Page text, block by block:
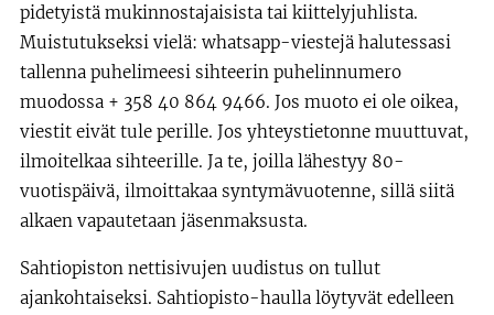
pidetyistä mukinnostajaisista tai kiittelyjuhlista.
Muistutukseksi vielä: whatsapp-viestejä halutessasi
tallenna puhelimeesi sihteerin puhelinnumero
muodossa + 358 40 864 9466. Jos muoto ei ole oikea,
viestit eivät tule perille. Jos yhteystietonne muuttuvat,
ilmoitelkaa sihteerille. Ja te, joilla lähestyy 80-
vuotispäivä, ilmoittakaa syntymävuotenne, sillä siitä
alkaen vapautetaan jäsenmaksusta.
Sahtiopiston nettisivujen uudistus on tullut
ajankohtaiseksi. Sahtiopisto-haulla löytyvät edelleen